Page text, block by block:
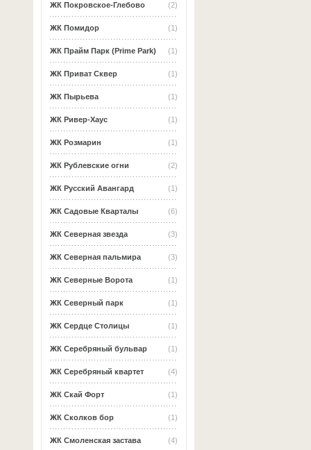
(2)
ЖК Покровское-Глебово
(1)
ЖК Помидор
(1)
ЖК Прайм Парк (Prime Park)
(1)
ЖК Приват Сквер
(1)
ЖК Пырьева
(1)
ЖК Ривер-Хаус
(1)
ЖК Розмарин
(2)
ЖК Рублевские огни
(1)
ЖК Русский Авангард
(6)
ЖК Садовые Кварталы
(3)
ЖК Северная звезда
(3)
ЖК Северная пальмира
(1)
ЖК Северные Ворота
(1)
ЖК Северный парк
(1)
ЖК Сердце Столицы
(1)
ЖК Серебряный бульвар
(4)
ЖК Серебряный квартет
(1)
ЖК Скай Форт
(1)
ЖК Сколков бор
(4)
ЖК Смоленская застава